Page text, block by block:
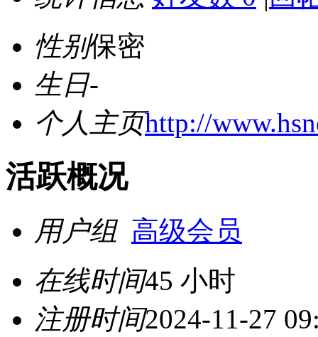
性别保密
生日-
个人主页http://
活跃概况
用户组 高级会员
在线时间45 小时
注册时间2024-11-27